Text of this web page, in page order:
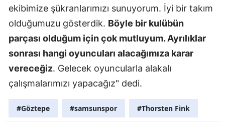
Malatya
Mardin
ekibimize şükranlarımızı sunuyorum. İyi bir takım
olduğumuzu gösterdik. Böyle bir kulübün
parçası olduğum için çok mutluyum. Ayrılıklar
sonrası hangi oyuncuları alacağımıza karar
vereceğiz. Gelecek oyuncularla alakalı
çalışmalarımızı yapacağız" dedi.
#Göztepe #samsunspor #Thorsten Fink